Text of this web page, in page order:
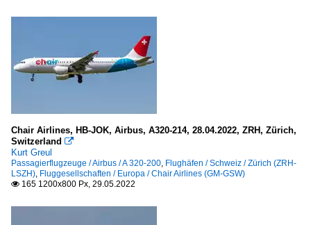
Chair Airlines, HB-JOK, Airbus, A320-214, 28.04.2022, ZRH, Zürich,
Switzerland 
Kurt Greul
Passagierflugzeuge / Airbus / A 320-200, Flughäfen / Schweiz / Zürich (ZRH-
LSZH), Fluggesellschaften / Europa / Chair Airlines (GM-GSW)
 165 1200x800 Px, 29.05.2022